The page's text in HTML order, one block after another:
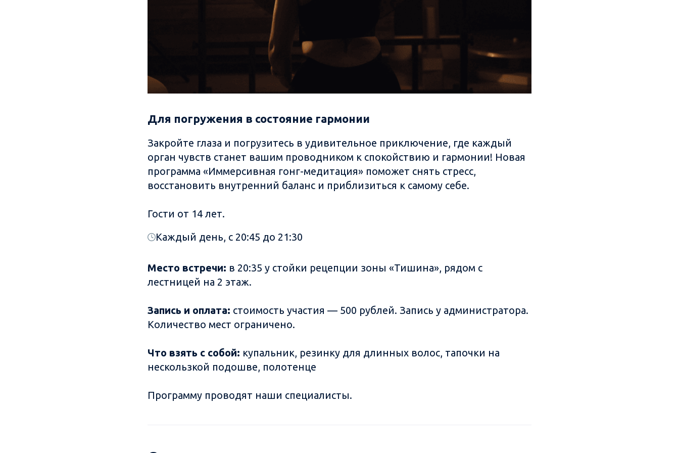
Для погружения в состояние гармонии
Закройте глаза и погрузитесь в удивительное приключение, где каждый
орган чувств станет вашим проводником к спокойствию и гармонии! Новая
программа «Иммерсивная гонг-медитация» поможет снять стресс,
восстановить внутренний баланс и приблизиться к самому себе.
Гости от 14 лет.
Каждый день, с 20:45 до 21:30
Место встречи: в 20:35 у стойки рецепции зоны «Тишина», рядом с
лестницей на 2 этаж.
Запись и оплата: стоимость участия — 500 рублей. Запись у администратора.
Количество мест ограничено.
Что взять с собой: купальник, резинку для длинных волос, тапочки на
нескользкой подошве, полотенце
Программу проводят наши специалисты.